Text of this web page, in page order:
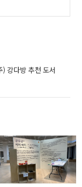
강다방 추천 도서